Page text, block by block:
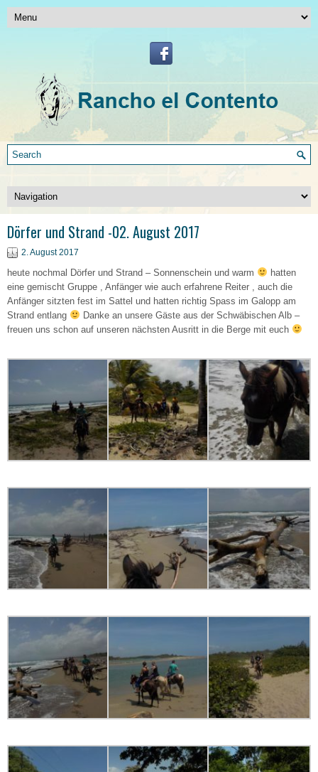
Dörfer und Strand -02. August 2017
2. August 2017
heute nochmal Dörfer und Strand – Sonnenschein und warm
hatten
eine gemischt Gruppe , Anfänger wie auch erfahrene Reiter , auch die
Anfänger sitzten fest im Sattel und hatten richtig Spass im Galopp am
Strand entlang
Danke an unsere Gäste aus der Schwäbischen Alb –
freuen uns schon auf unseren nächsten Ausritt in die Berge mit euch